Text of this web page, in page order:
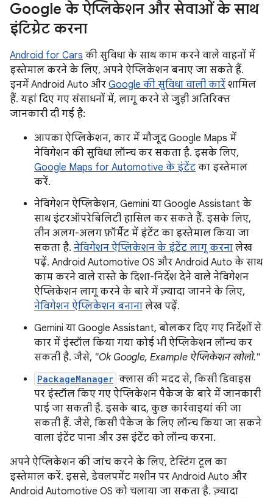
Google के ऐप्लिकेशन और सेवाओं के साथ
इंटिग्रेट करना
Android for Cars की सुविधा के साथ काम करने वाले वाहनों में
इस्तेमाल करने के लिए, अपने ऐप्लिकेशन बनाए जा सकते हैं.
इनमें Android Auto और Google की सुविधा वाली कारें शामिल
हैं. यहां दिए गए संसाधनों में, लागू करने से जुड़ी अतिरिक्त
जानकारी दी गई है:
आपका ऐप्लिकेशन, कार में मौजूद Google Maps में
नेविगेशन की सुविधा लॉन्च कर सकता है. इसके लिए,
Google Maps for Automotive के इंटेंट का इस्तेमाल
करें.
नेविगेशन ऐप्लिकेशन, Gemini या Google Assistant के
साथ इंटरऑपरेबिलिटी हासिल कर सकते हैं. इसके लिए,
तीन अलग-अलग फ़ॉर्मैट में इंटेंट का इस्तेमाल किया जा
सकता है. नेविगेशन ऐप्लिकेशन के इंटेंट लागू करना लेख
पढ़ें. Android Automotive OS और Android Auto के साथ
काम करने वाले रास्ते के दिशा-निर्देश देने वाले नेविगेशन
ऐप्लिकेशन लागू करने के बारे में ज़्यादा जानने के लिए,
नेविगेशन ऐप्लिकेशन बनाना लेख पढ़ें.
Gemini या Google Assistant, बोलकर दिए गए निर्देशों से
कार में इंस्टॉल किया गया कोई भी ऐप्लिकेशन लॉन्च कर
सकती है. जैसे, "Ok Google, Example ऐप्लिकेशन खोलो."
PackageManager क्लास की मदद से, किसी डिवाइस
पर इंस्टॉल किए गए ऐप्लिकेशन पैकेज के बारे में जानकारी
पाई जा सकती है. इसके बाद, कुछ कार्रवाइयां की जा
सकती हैं. जैसे, किसी पैकेज के लिए लॉन्च किया जा सकने
वाला इंटेंट पाना और उस इंटेंट को लॉन्च करना.
अपने ऐप्लिकेशन की जांच करने के लिए, टेस्टिंग टूल का
इस्तेमाल करें. इससे, डेवलपमेंट मशीन पर Android Auto और
Android Automotive OS को चलाया जा सकता है. ज़्यादा